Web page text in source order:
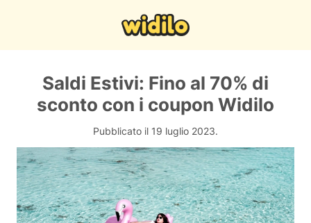
Saldi Estivi: Fino al 70% di
sconto con i coupon Widilo
Pubblicato il 19 luglio 2023.